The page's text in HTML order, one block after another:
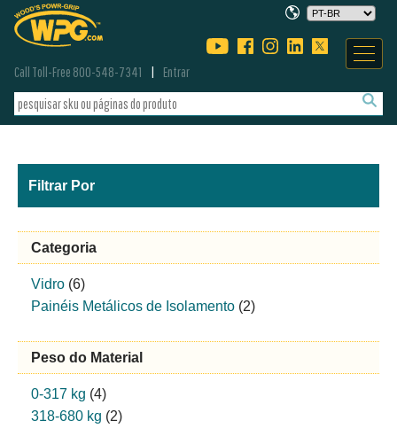
Call Toll-Free 800-548-7341 Entrar
Filtrar Por
Categoria
Vidro (6)
Painéis Metálicos de Isolamento (2)
Peso do Material
0-317 kg (4)
318-680 kg (2)